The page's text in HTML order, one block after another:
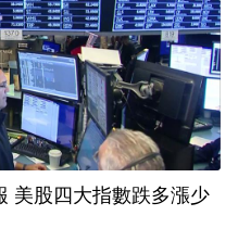
美股四大指數跌多漲少